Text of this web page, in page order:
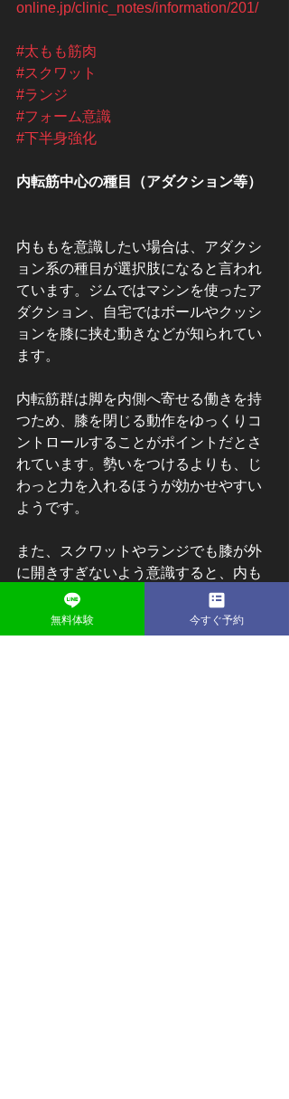
online.jp/clinic_notes/information/201/
#太もも筋肉
#スクワット
#ランジ
#フォーム意識
#下半身強化
内転筋中心の種目（アダクション等）
内ももを意識したい場合は、アダクシ
ョン系の種目が選択肢になると言われ
ています。ジムではマシンを使ったア
ダクション、自宅ではボールやクッシ
ョンを膝に挟む動きなどが知られてい
ます。
内転筋群は脚を内側へ寄せる働きを持
つため、膝を閉じる動作をゆっくりコ
ントロールすることがポイントだとさ
れています。勢いをつけるよりも、じ
わっと力を入れるほうが効かせやすい
ようです。
また、スクワットやランジでも膝が外
に開きすぎないよう意識すると、内も
もへの刺激が入りやすいとも言われて
います。単独種目と複合種目を組み合
わせることで、バランスよく鍛えやす
無料体験 今すぐ予約